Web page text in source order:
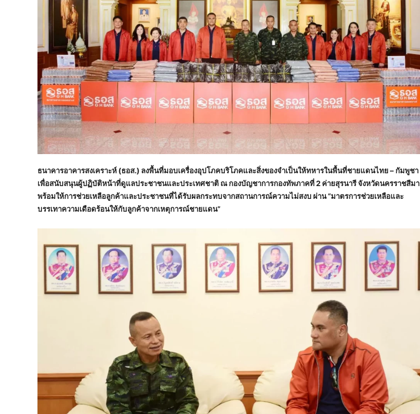
ธนาคารอาคารสงเคราะห์ (ธอส.) ลงพื้นที่มอบเครื่องอุปโภคบริโภคและสิ่งของจำเป็นให้ทหารในพื้นที่ชายแดนไทย – กัมพูชา
เพื่อสนับสนุนผู้ปฏิบัติหน้าที่ดูแลประชาชนและประเทศชาติ ณ กองบัญชาการกองทัพภาคที่2 ค่ายสุรนารี จังหวัดนครราชสีมา
พร้อมให้การช่วยเหลือลูกค้าและประชาชนที่ได้รับผลกระทบจากสถานการณ์ความไม่สงบ ผ่าน “มาตรการช่วยเหลือและ
บรรเทาความเดือดร้อนให้กับลูกค้าจากเหตุการณ์ชายแดน”